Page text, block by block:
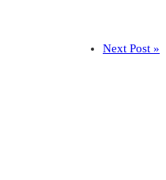
Next Post »